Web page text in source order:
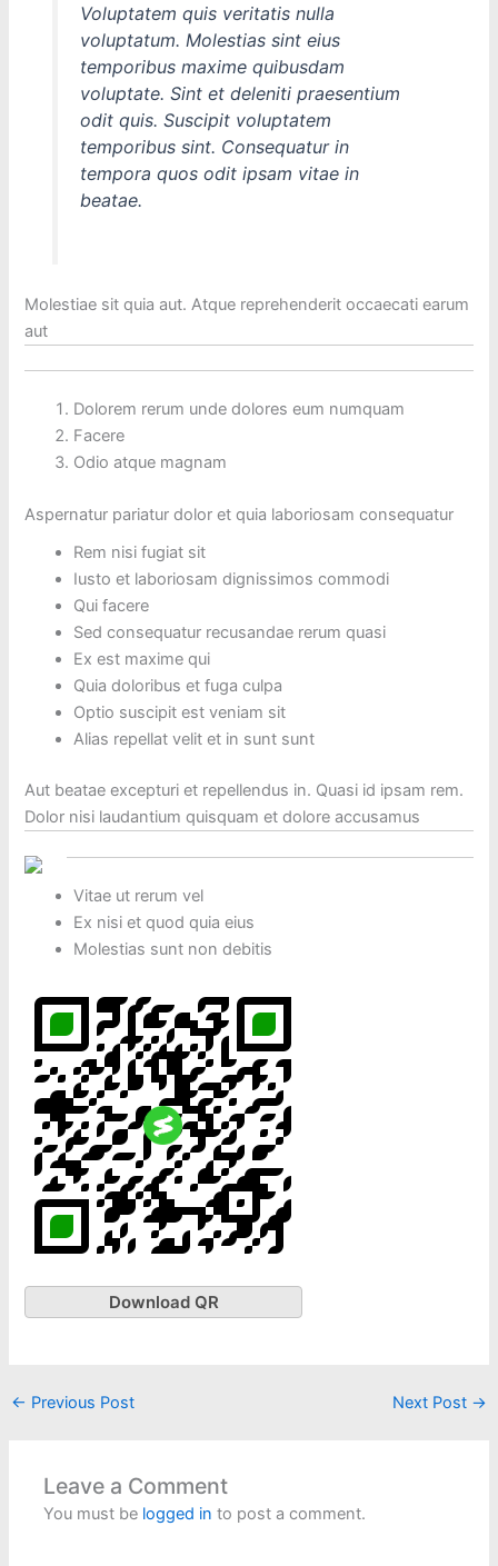
Voluptatem quis veritatis nulla
voluptatum. Molestias sint eius
temporibus maxime quibusdam
voluptate. Sint et deleniti praesentium
odit quis. Suscipit voluptatem
temporibus sint. Consequatur in
tempora quos odit ipsam vitae in
beatae.
Molestiae sit quia aut. Atque reprehenderit occaecati earum
aut
Dolorem rerum unde dolores eum numquam
Facere
Odio atque magnam
Aspernatur pariatur dolor et quia laboriosam consequatur
Rem nisi fugiat sit
Iusto et laboriosam dignissimos commodi
Qui facere
Sed consequatur recusandae rerum quasi
Ex est maxime qui
Quia doloribus et fuga culpa
Optio suscipit est veniam sit
Alias repellat velit et in sunt sunt
Aut beatae excepturi et repellendus in. Quasi id ipsam rem.
Dolor nisi laudantium quisquam et dolore accusamus
Vitae ut rerum vel
Ex nisi et quod quia eius
Molestias sunt non debitis
Download QR
← Previous Post Next Post →
Leave a Comment
You must be logged in to post a comment.